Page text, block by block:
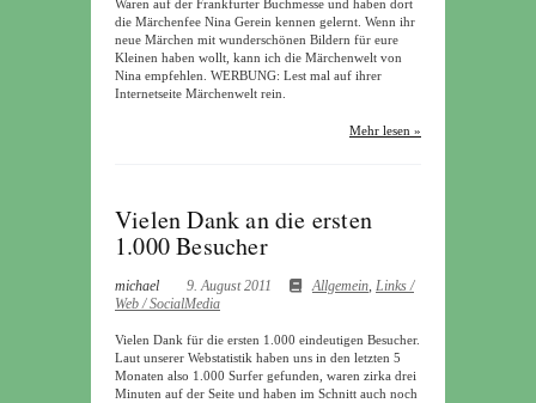
Waren auf der Frankfurter Buchmesse und haben dort
die Märchenfee Nina Gerein kennen gelernt. Wenn ihr
neue Märchen mit wunderschönen Bildern für eure
Kleinen haben wollt, kann ich die Märchenwelt von
Nina empfehlen. WERBUNG: Lest mal auf ihrer
Internetseite Märchenwelt rein.
Mehr lesen »
Vielen Dank an die ersten
1.000 Besucher
michael 9. August 2011 Allgemein, Links /
Web / SocialMedia
Vielen Dank für die ersten 1.000 eindeutigen Besucher.
Laut unserer Webstatistik haben uns in den letzten 5
Monaten also 1.000 Surfer gefunden, waren zirka drei
Minuten auf der Seite und haben im Schnitt auch noch